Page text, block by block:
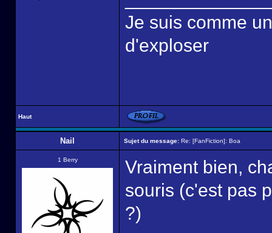
Je suis comme
d'exploser
Haut
Nail Sujet du message: Re: [FanFiction]: Boa
1 Berry
Vraiment bien,
souris (c'est pas
?)